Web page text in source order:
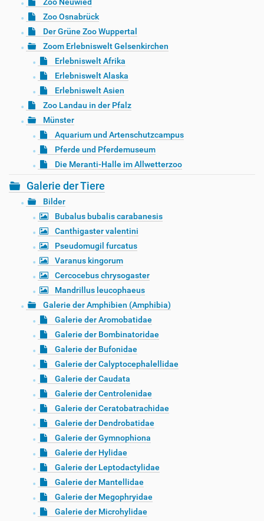
Zoo Neuwied
Zoo Osnabrück
Der Grüne Zoo Wuppertal
Zoom Erlebniswelt Gelsenkirchen
Erlebniswelt Afrika
Erlebniswelt Alaska
Erlebniswelt Asien
Zoo Landau in der Pfalz
Münster
Aquarium und Artenschutzcampus
Pferde und Pferdemuseum
Die Meranti-Halle im Allwetterzoo
Galerie der Tiere
Bilder
Bubalus bubalis carabanesis
Canthigaster valentini
Pseudomugil furcatus
Varanus kingorum
Cercocebus chrysogaster
Mandrillus leucophaeus
Galerie der Amphibien (Amphibia)
Galerie der Aromobatidae
Galerie der Bombinatoridae
Galerie der Bufonidae
Galerie der Calyptocephalellidae
Galerie der Caudata
Galerie der Centrolenidae
Galerie der Ceratobatrachidae
Galerie der Dendrobatidae
Galerie der Gymnophiona
Galerie der Hylidae
Galerie der Leptodactylidae
Galerie der Mantellidae
Galerie der Megophryidae
Galerie der Microhylidae